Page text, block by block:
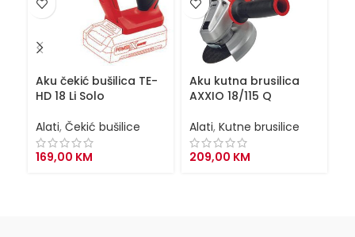
Aku čekić bušilica TE-
HD 18 Li Solo
Alati, Čekić bušilice
169,00 KM
Aku kutna brusilica
AXXIO 18/115 Q
Alati, Kutne brusilice
209,00 KM